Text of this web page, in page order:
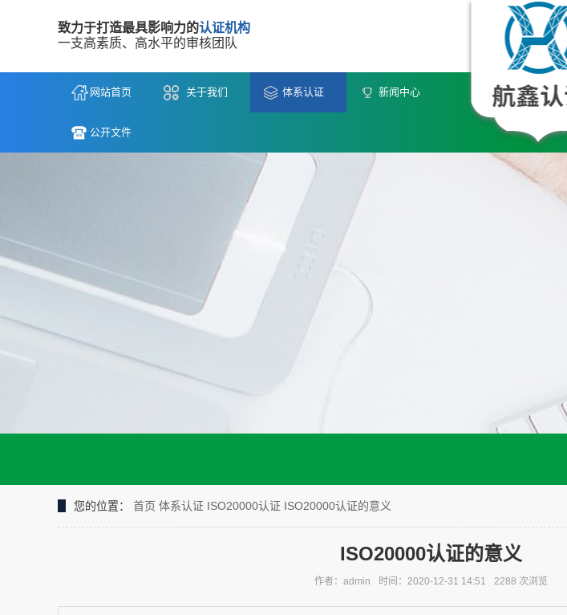
致力于打造最具影响力的认证机构
一支高素质、高水平的审核团队
网站首页 关于我们 体系认证 新闻中心
公开文件
您的位置： 首页 体系认证 ISO20000认证 ISO20000认证的意义
ISO20000认证的意义
作者：admin 时间：2020-12-31 14:51 2288 次浏览